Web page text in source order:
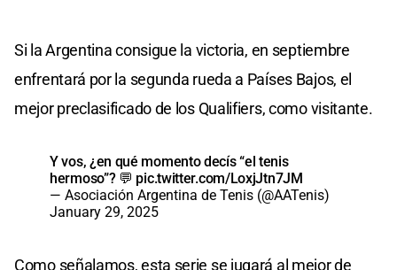
Si la Argentina consigue la victoria, en septiembre
enfrentará por la segunda rueda a Países Bajos, el
mejor preclasificado de los Qualifiers, como visitante.
Y vos, ¿en qué momento decís “el tenis
hermoso”? 💬 pic.twitter.com/LoxjJtn7JM
— Asociación Argentina de Tenis (@AATenis)
January 29, 2025
Como señalamos, esta serie se jugará al mejor de